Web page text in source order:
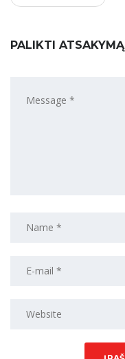
PALIKTI ATSAKYMĄ